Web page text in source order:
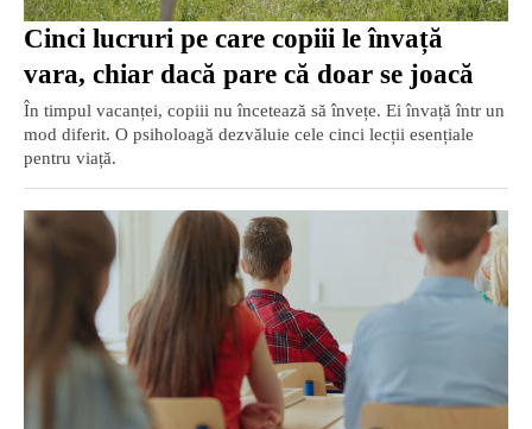
Cinci lucruri pe care copiii le învață
vara, chiar dacă pare că doar se joacă
În timpul vacanței, copiii nu încetează să învețe. Ei învață într un
mod diferit. O psiholoagă dezvăluie cele cinci lecții esențiale
pentru viață.